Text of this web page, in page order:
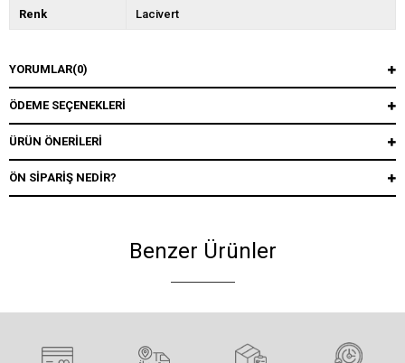
Renk Lacivert
YORUMLAR(0)
ÖDEME SEÇENEKLERI
ÜRÜN ÖNERILERI
ÖN SIPARIŞ NEDIR?
Benzer Ürünler